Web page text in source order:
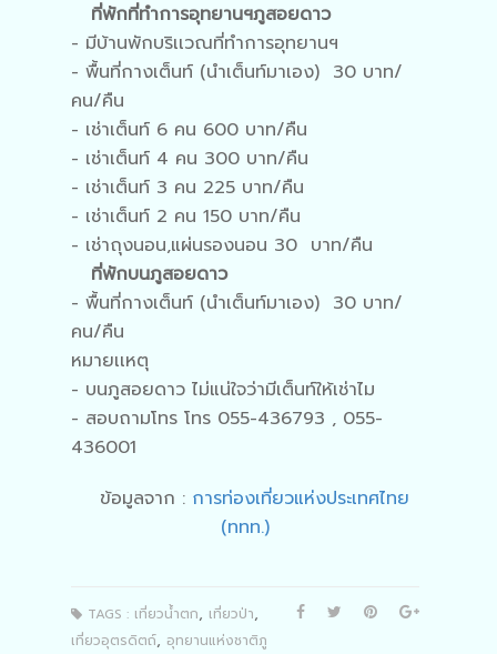
ที่พักที่ทำการอุทยานฯภูสอยดาว
- มีบ้านพักบริเเวณที่ทำการอุทยานฯ
- พื้นที่กางเต็นท์ (นำเต็นท์มาเอง) 30 บาท/
คน/คืน
- เช่าเต็นท์ 6 คน 600 บาท/คืน
- เช่าเต็นท์ 4 คน 300 บาท/คืน
- เช่าเต็นท์ 3 คน 225 บาท/คืน
- เช่าเต็นท์ 2 คน 150 บาท/คืน
- เช่าถุงนอน,แผ่นรองนอน 30 บาท/คืน
ที่พักบนภูสอยดาว
- พื้นที่กางเต็นท์ (นำเต็นท์มาเอง) 30 บาท/
คน/คืน
หมายเเหตุ
- บนภูสอยดาว ไม่แน่ใจว่ามีเต็นท์ให้เช่าไม
- สอบถามโทร โทร 055-436793 , 055-
436001
ข้อมูลจาก : การท่องเที่ยวแห่งประเทศไทย
(ททท.)
TAGS : เที่ยวน้ำตก, เที่ยวป่า,
เที่ยวอุตรดิตถ์, อุทยานแห่งชาติภู